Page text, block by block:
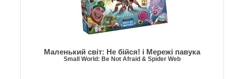
Маленький світ: Не бійся! і Мережі павука
Small World: Be Not Afraid & Spider Web